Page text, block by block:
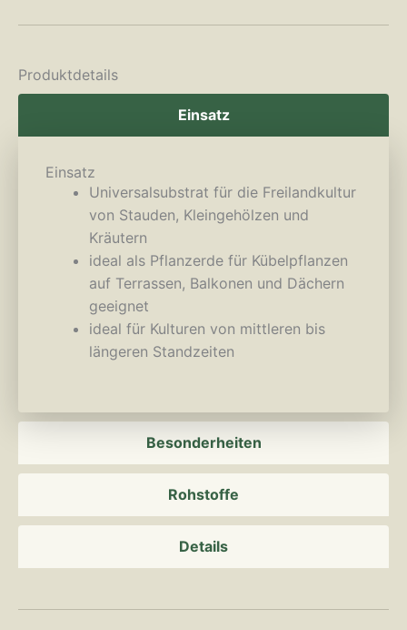
Produktdetails
Einsatz
Besonderheiten
Rohstoffe
Details
Einsatz
Universalsubstrat für die Freilandkultur
von Stauden, Kleingehölzen und
Kräutern
ideal als Pflanzerde für Kübelpflanzen
auf Terrassen, Balkonen und Dächern
geeignet
ideal für Kulturen von mittleren bis
längeren Standzeiten